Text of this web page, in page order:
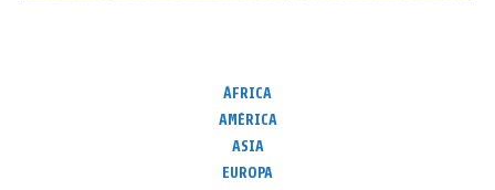
ÁFRICA
AMÉRICA
ASIA
EUROPA